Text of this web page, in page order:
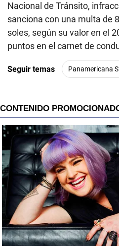
Nacional de Tránsito,
sanciona con una multa de
soles, según su valor en el
puntos en el carnet de
Seguir temas Panamericana